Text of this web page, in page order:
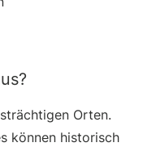
Orten.
können historisch